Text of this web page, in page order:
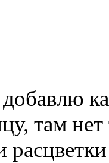
там